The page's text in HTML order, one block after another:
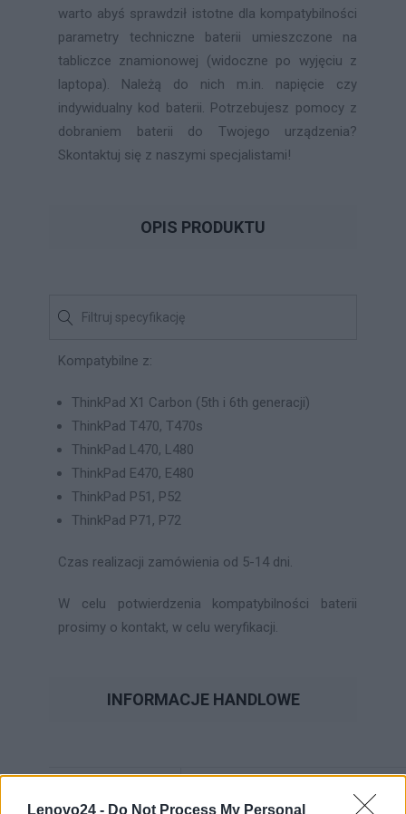
Lenovo24 - Do Not Process My Personal
warto abyś sprawdził istotne dla kompatybilności
parametry techniczne baterii umieszczone na
tabliczce znamionowej (widoczne po wyjęciu z
laptopa). Należą do nich m.in. napięcie czy
indywidualny kod baterii. Potrzebujesz pomocy z
dobraniem baterii do Twojego urządzenia?
Skontaktuj się z naszymi specjalistami!
OPIS PRODUKTU
Kompatybilne z:
ThinkPad X1 Carbon (5th i 6th generacji)
ThinkPad T470, T470s
ThinkPad L470, L480
ThinkPad E470, E480
ThinkPad P51, P52
ThinkPad P71, P72
Czas realizacji zamówienia od 5-14 dni.
W celu potwierdzenia kompatybilności baterii
prosimy o kontakt, w celu weryfikacji.
INFORMACJE HANDLOWE
producenta